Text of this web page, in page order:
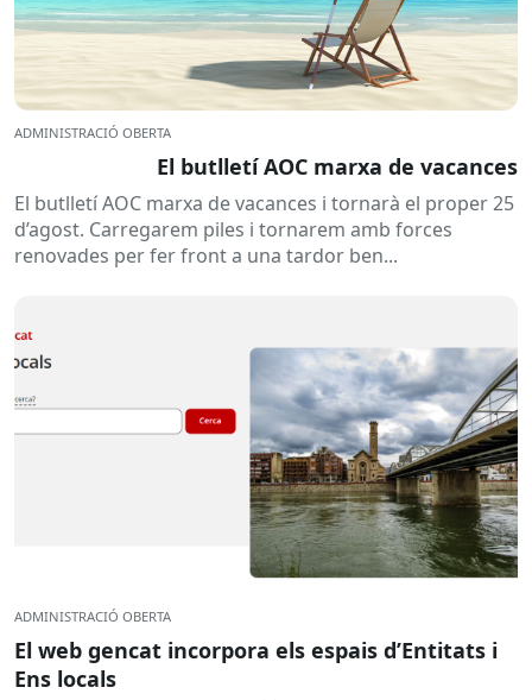
ADMINISTRACIÓ OBERTA
El butlletí AOC marxa de vacances
El butlletí AOC marxa de vacances i tornarà el proper 25
d’agost. Carregarem piles i tornarem amb forces
renovades per fer front a una tardor ben...
ADMINISTRACIÓ OBERTA
El web gencat incorpora els espais d’Entitats i
Ens locals